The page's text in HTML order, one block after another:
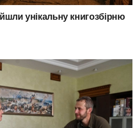
унікальну книгозбірню